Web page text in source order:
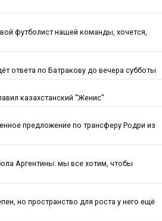
футболист нашей команды, хочется,
ответа по Батракову до вечера субботы
казахстанский "Женис"
предложение по трансферу Родри из
Аргентины: мы все хотим, чтобы
но пространство для роста у него ещё